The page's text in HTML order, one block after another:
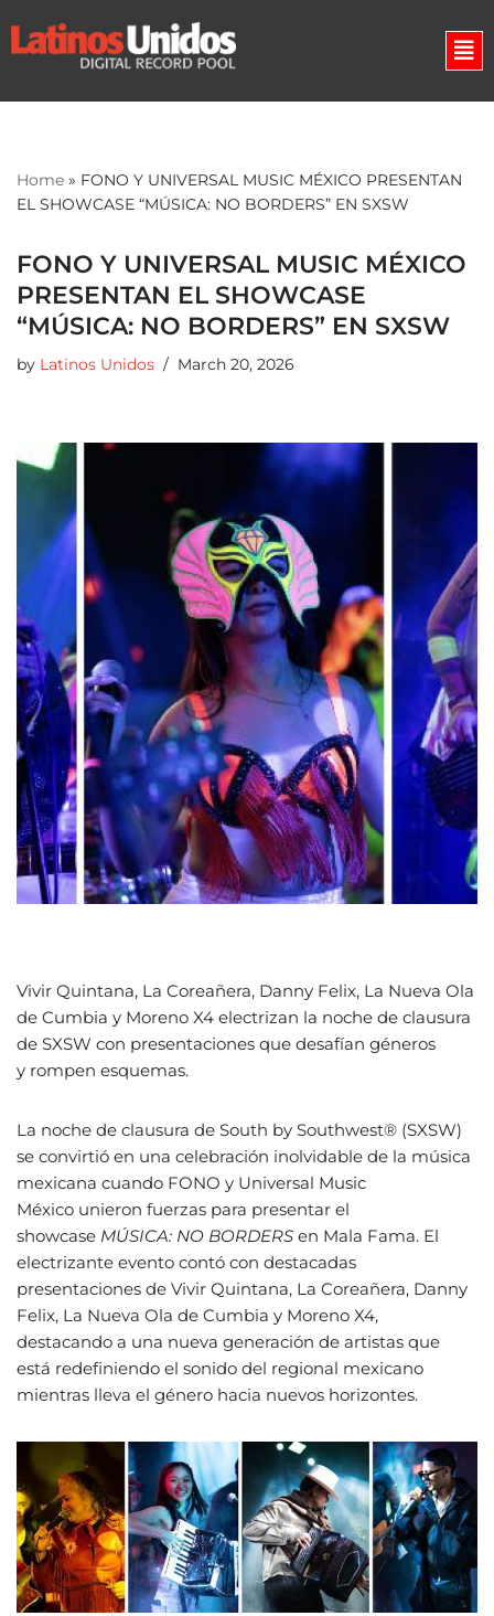
Skip
Home » FONO Y UNIVERSAL MUSIC MÉXICO PRESENTAN
EL SHOWCASE “MÚSICA: NO BORDERS” EN SXSW
FONO Y UNIVERSAL MUSIC MÉXICO
PRESENTAN EL SHOWCASE
“MÚSICA: NO BORDERS” EN SXSW
by Latinos Unidos March 20, 2026
Vivir Quintana, La Coreañera, Danny Felix, La Nueva Ola
de Cumbia y Moreno X4 electrizan la noche de clausura
de SXSW con presentaciones que desafían géneros
y rompen esquemas.
La noche de clausura de South by Southwest® (SXSW)
se convirtió en una celebración inolvidable de la música
mexicana cuando FONO y Universal Music
México unieron fuerzas para presentar el
showcase MÚSICA: NO BORDERS en Mala Fama. El
electrizante evento contó con destacadas
presentaciones de Vivir Quintana, La Coreañera, Danny
Felix, La Nueva Ola de Cumbia y Moreno X4,
destacando a una nueva generación de artistas que
está redefiniendo el sonido del regional mexicano
mientras lleva el género hacia nuevos horizontes.